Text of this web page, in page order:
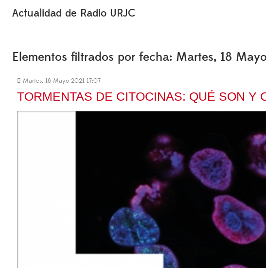
Actualidad de Radio URJC
Elementos filtrados por fecha: Martes, 18
Martes, 18 Mayo 2021 17:07
TORMENTAS DE CITOCINAS: QUÉ SON Y